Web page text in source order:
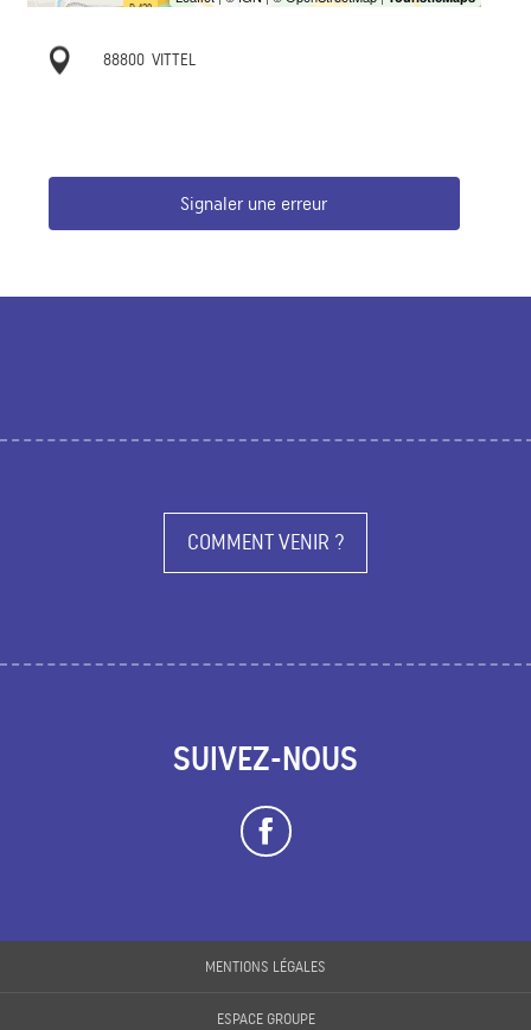
88800 VITTEL
Signaler une erreur
COMMENT VENIR ?
SUIVEZ-NOUS
MENTIONS LÉGALES
ESPACE GROUPE